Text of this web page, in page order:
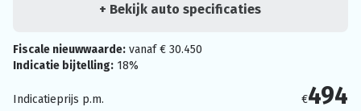
+ Bekijk auto specificaties
Fiscale nieuwwaarde: vanaf € 30.450
Indicatie bijtelling: 18%
Indicatieprijs p.m. €494